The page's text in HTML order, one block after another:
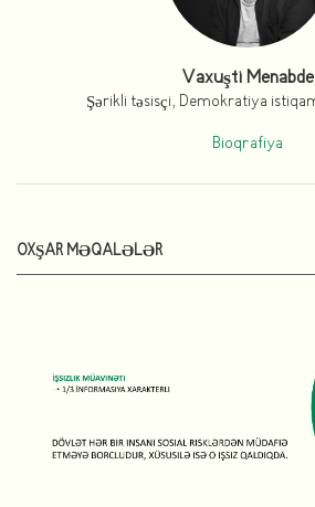
Vaxuşti Menabde
Şərikli təsisçi, Demokratiya
Bioqrafiya
OXŞAR MƏQALƏLƏR